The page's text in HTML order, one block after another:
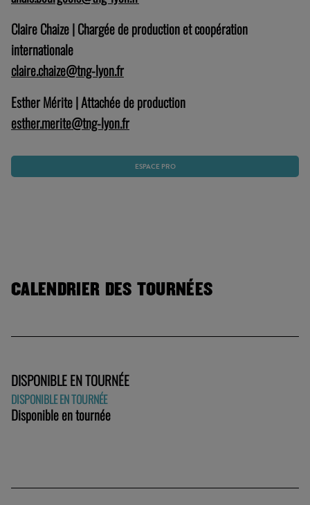
Claire Chaize | Chargée de production et coopération
internationale
claire.chaize@tng-lyon.fr
Esther Mérite | Attachée de production
esther.merite@tng-lyon.fr
ESPACE PRO
CALENDRIER DES TOURNÉES
DISPONIBLE EN TOURNÉE
DISPONIBLE EN TOURNÉE
Disponible en tournée